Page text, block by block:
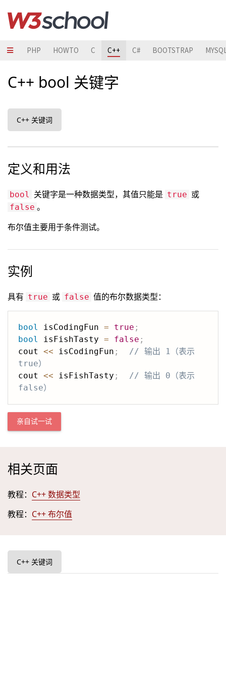
PHP HOWTO C C++ C# BOOTSTRAP
C++ bool 关键字
C++ 关键词
定义和用法
bool 关键字是一种数据类型，其值只能是 true 或
false 。
布尔值主要用于条件测试。
实例
具有 true 或 false 值的布尔数据类型：
bool isCodingFun = true ;
bool
isFishTasty = false ;
cout << isCodingFun ;
// 输出 1（表示
true）
cout << isFishTasty ;
// 输出 0（表示
false）
亲自试一试
相关页面
教程： C++ 数据类型
教程： C++ 布尔值
C++ 关键词